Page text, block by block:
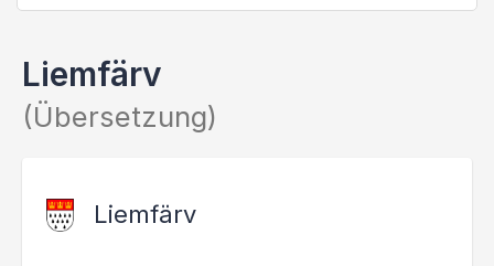
Liemfärv
(Übersetzung)
Liemfärv